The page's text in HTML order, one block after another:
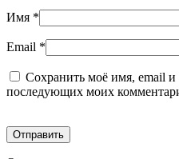
Имя *
Email *
Сохранить моё имя, email и
последующих моих